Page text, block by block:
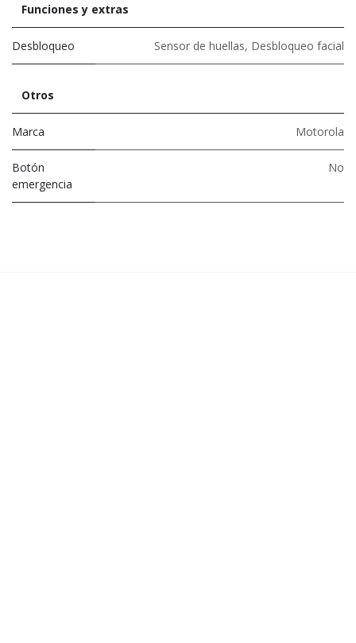
Funciones y extras
Desbloqueo Sensor de huellas, Desbloqueo facial
Otros
Marca Motorola
Botón
emergencia
No